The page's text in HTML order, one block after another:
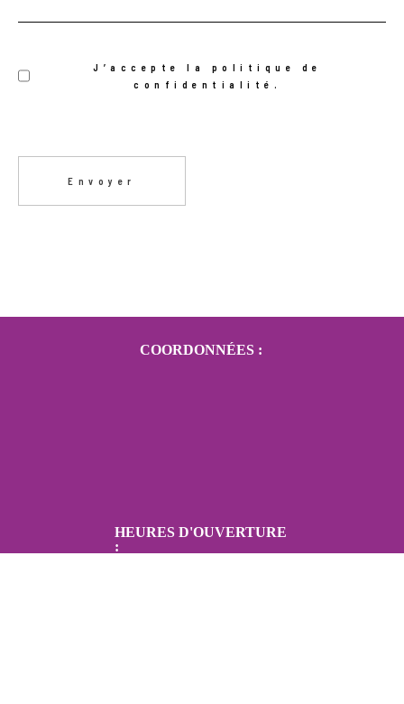
RGPD
J’accepte la politique de
confidentialité.
COORDONNÉES :
HEURES D'OUVERTURE
: